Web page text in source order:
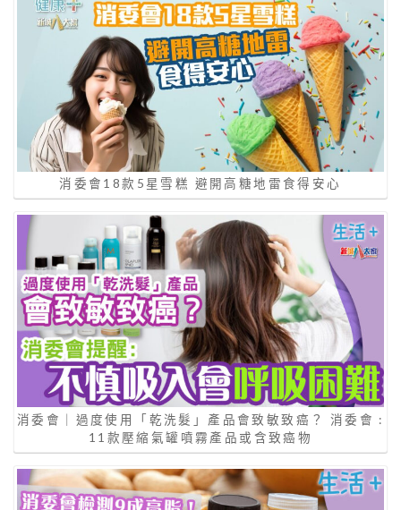
消委會18款5星雪糕 避開高糖地雷食得安心
消委會｜過度使用「乾洗髮」產品會致敏致癌？ 消委會 :
11款壓縮氣罐噴霧產品或含致癌物